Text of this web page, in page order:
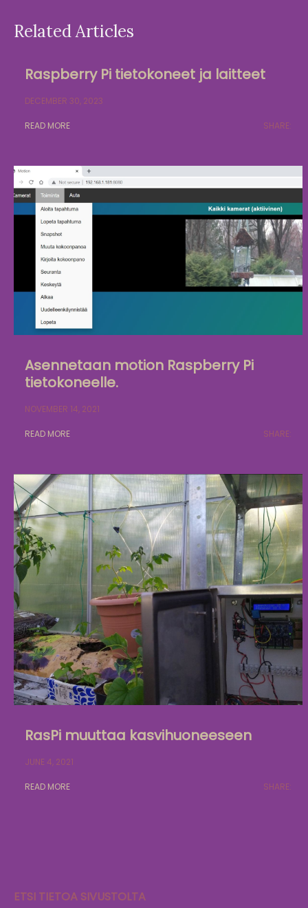
Related Articles
Raspberry Pi tietokoneet ja laitteet
DECEMBER 30, 2023
READ MORE SHARE:
Asennetaan motion Raspberry Pi
tietokoneelle.
NOVEMBER 14, 2021
READ MORE SHARE:
RasPi muuttaa kasvihuoneeseen
JUNE 4, 2021
READ MORE SHARE:
ETSI TIETOA SIVUSTOLTA